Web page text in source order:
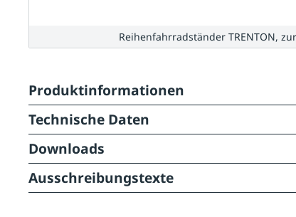
Reihenfahrradständer TRENTON,
Produktinformationen
Technische Daten
Downloads
Ausschreibungstexte